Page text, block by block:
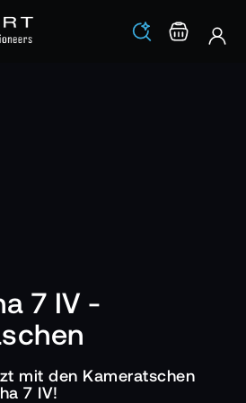
Los
7 IV -
mit den Kameratschen
7 IV!